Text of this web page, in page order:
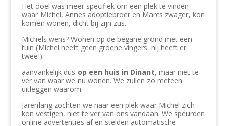
Het doel was meer specifiek om een ​​plek te vinden
waar Michel, Annes adoptiebroer en Marcs zwager, kon
komen wonen, dicht bij zijn zus.
Michels wens? Wonen op de begane grond met een
tuin (Michel heeft geen groene vingers: hij heeft er
twee!).
aanvankelijk dus op een huis in Dinant, maar niet te
ver van waar we nu wonen. We zullen zo meteen
uitleggen waarom.
Jarenlang zochten we naar een plek waar Michel zich
kon vestigen, niet te ver van ons vandaan. We speurden
online advertenties af en stelden automatische